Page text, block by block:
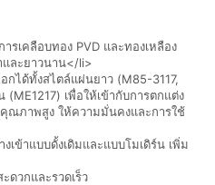
ารเคลือบทอง PVD และทองเหลือง
ละยาวนาน</li>
อกได้ทั้งสไตล์แผ่นยาว (M85-3117,
เพื่อให้เข้ากับการตกแต่ง
ณภาพสูง ให้ความมั่นคงและการใช้
เข้าแบบดั้งเดิมและแบบโมเดิร์น เพิ่ม
ดวกและรวดเร็ว